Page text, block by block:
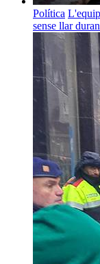
Política
sense llar